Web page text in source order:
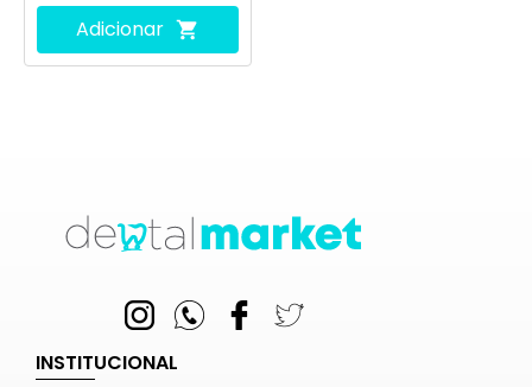
Adicionar
INSTITUCIONAL